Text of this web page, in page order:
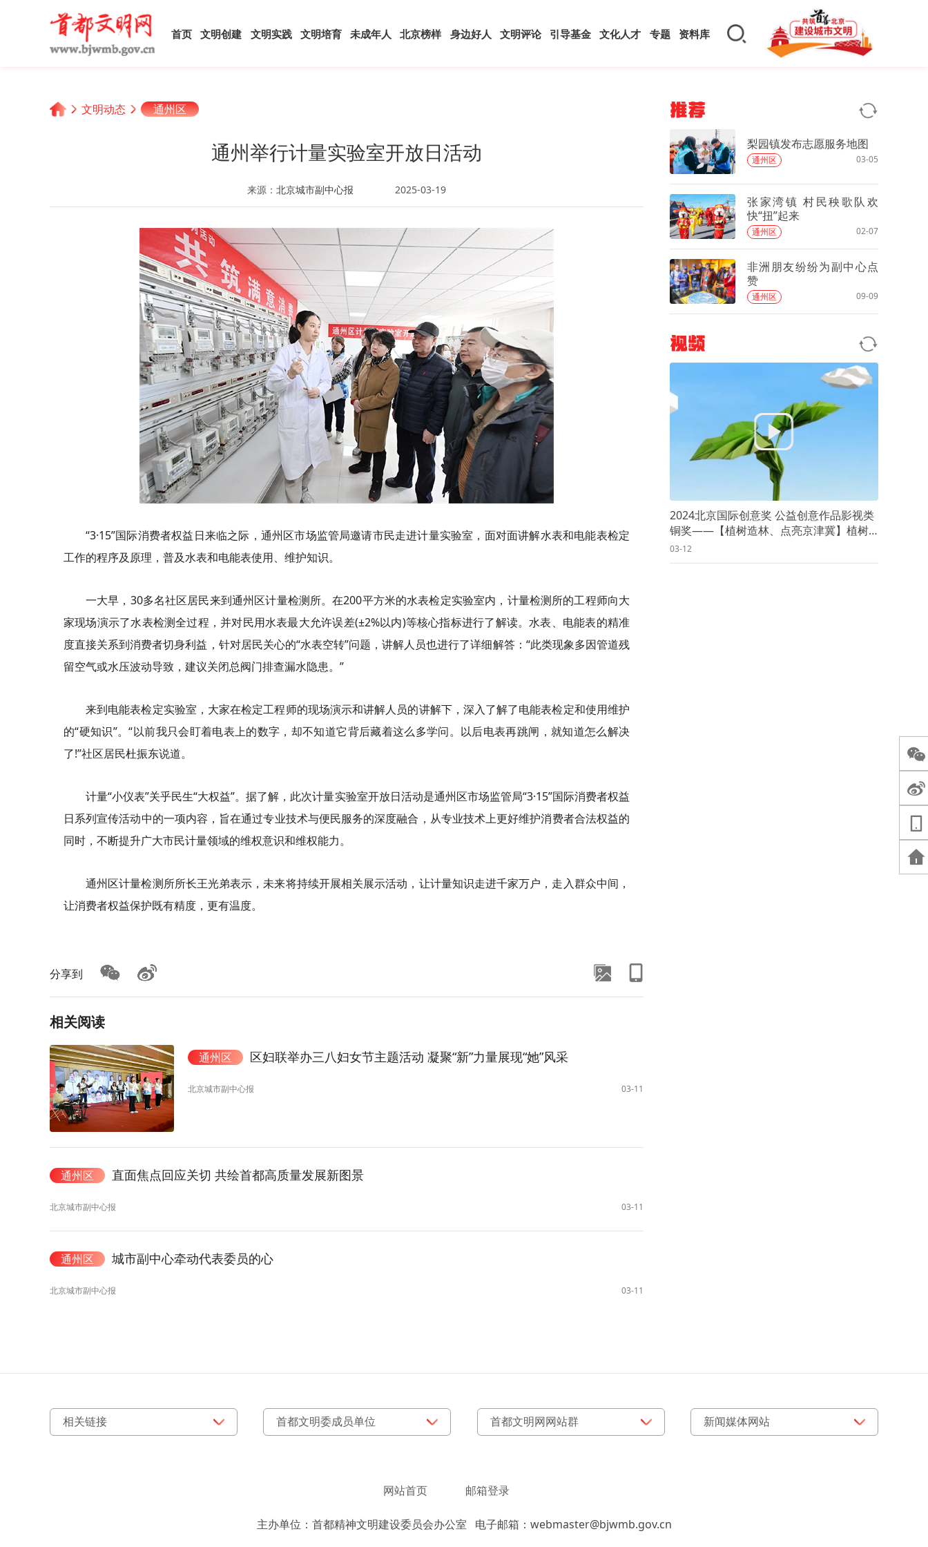
首页 文明创建 文明实践 文明培育 未成年人 北京榜样 身边好人 文明评论 引导基金 文化人才 专题 资料库
文明动态 通州区
通州举行计量实验室开放日活动
来源： 北京城市副中心报 2025-03-19
“3·15”国际消费者权益日来临之际，通州区市场监管局邀请市民走进计量实验室，面对面讲解水表和电能表检定
工作的程序及原理，普及水表和电能表使用、维护知识。
一大早，30多名社区居民来到通州区计量检测所。在200平方米的水表检定实验室内，计量检测所的工程师向大
家现场演示了水表检测全过程，并对民用水表最大允许误差(±2%以内)等核心指标进行了解读。水表、电能表的精准
度直接关系到消费者切身利益，针对居民关心的“水表空转”问题，讲解人员也进行了详细解答：“此类现象多因管道残
留空气或水压波动导致，建议关闭总阀门排查漏水隐患。”
来到电能表检定实验室，大家在检定工程师的现场演示和讲解人员的讲解下，深入了解了电能表检定和使用维护
的“硬知识”。“以前我只会盯着电表上的数字，却不知道它背后藏着这么多学问。以后电表再跳闸，就知道怎么解决
了!”社区居民杜振东说道。
计量“小仪表”关乎民生“大权益”。据了解，此次计量实验室开放日活动是通州区市场监管局“3·15”国际消费者权益
日系列宣传活动中的一项内容，旨在通过专业技术与便民服务的深度融合，从专业技术上更好维护消费者合法权益的
同时，不断提升广大市民计量领域的维权意识和维权能力。
通州区计量检测所所长王光弟表示，未来将持续开展相关展示活动，让计量知识走进千家万户，走入群众中间，
让消费者权益保护既有精度，更有温度。
分享到
相关阅读
通州区 区妇联举办三八妇女节主题活动 凝聚“新”力量展现“她”风采
北京城市副中心报 03-11
通州区 直面焦点回应关切 共绘首都高质量发展新图景
北京城市副中心报 03-11
通州区 城市副中心牵动代表委员的心
北京城市副中心报 03-11
推荐
梨园镇发布志愿服务地图
通州区 03-05
张家湾镇 村民秧歌队欢
快“扭”起来
通州区 02-07
非洲朋友纷纷为副中心点
赞
通州区 09-09
视频
2024北京国际创意奖 公益创意作品影视类
铜奖——【植树造林、点亮京津冀】植树
为了什么？
03-12
网站首页 邮箱登录
主办单位：首都精神文明建设委员会办公室 电子邮箱：webmaster@bjwmb.gov.cn